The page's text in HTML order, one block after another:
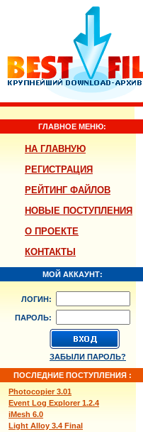
ГЛАВНОЕ МЕНЮ:
НА ГЛАВНУЮ
РЕГИСТРАЦИЯ
РЕЙТИНГ ФАЙЛОВ
НОВЫЕ ПОСТУПЛЕНИЯ
О ПРОЕКТЕ
КОНТАКТЫ
МОЙ АККАУНТ:
ЛОГИН:
ПАРОЛЬ:
ЗАБЫЛИ ПАРОЛЬ?
ПОСЛЕДНИЕ ПОСТУПЛЕНИЯ :
Photocopier 3.01
Event Log Explorer 1.2.4
iMesh 6.0
Light Alloy 3.4 Final